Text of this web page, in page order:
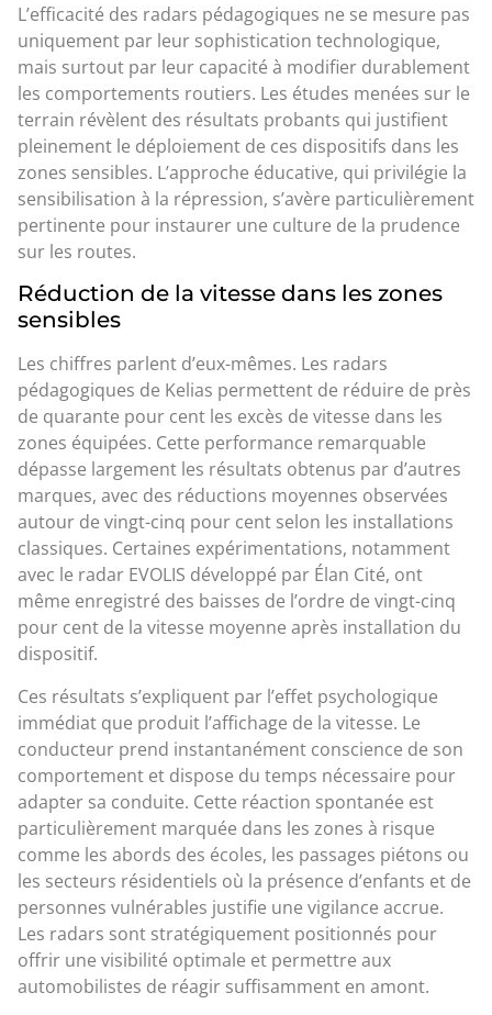
L’efficacité des radars pédagogiques ne se mesure pas
uniquement par leur sophistication technologique,
mais surtout par leur capacité à modifier durablement
les comportements routiers. Les études menées sur le
terrain révèlent des résultats probants qui justifient
pleinement le déploiement de ces dispositifs dans les
zones sensibles. L’approche éducative, qui privilégie la
sensibilisation à la répression, s’avère particulièrement
pertinente pour instaurer une culture de la prudence
sur les routes.
Réduction de la vitesse dans les zones
sensibles
Les chiffres parlent d’eux-mêmes. Les radars
pédagogiques de Kelias permettent de réduire de près
de quarante pour cent les excès de vitesse dans les
zones équipées. Cette performance remarquable
dépasse largement les résultats obtenus par d’autres
marques, avec des réductions moyennes observées
autour de vingt-cinq pour cent selon les installations
classiques. Certaines expérimentations, notamment
avec le radar EVOLIS développé par Élan Cité, ont
même enregistré des baisses de l’ordre de vingt-cinq
pour cent de la vitesse moyenne après installation du
dispositif.
Ces résultats s’expliquent par l’effet psychologique
immédiat que produit l’affichage de la vitesse. Le
conducteur prend instantanément conscience de son
comportement et dispose du temps nécessaire pour
adapter sa conduite. Cette réaction spontanée est
particulièrement marquée dans les zones à risque
comme les abords des écoles, les passages piétons ou
les secteurs résidentiels où la présence d’enfants et de
personnes vulnérables justifie une vigilance accrue.
Les radars sont stratégiquement positionnés pour
offrir une visibilité optimale et permettre aux
automobilistes de réagir suffisamment en amont.